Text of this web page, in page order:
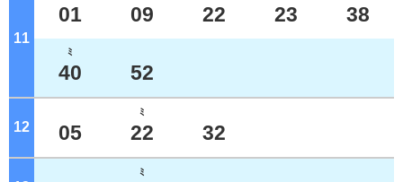
11 ジ
01 09 22 23 38
ﾐ
40 52
12 05
ﾐ
22 32
ﾐ